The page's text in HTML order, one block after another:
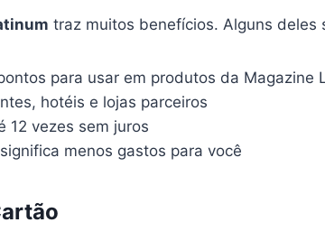
traz muitos benefícios. Alguns deles
para usar em produtos da Magazine
hotéis e lojas parceiros
12 vezes sem juros
menos gastos para você